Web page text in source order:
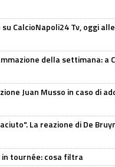
CalcioNapoli24 Tv, oggi
della settimana: a
Juan Musso in caso di
La reazione di De
tournée: cosa filtra